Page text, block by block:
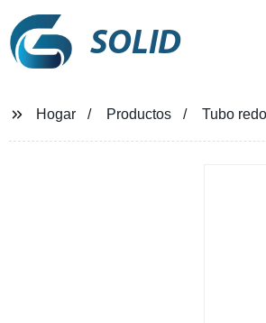
SOLID
Hogar Productos Tubo